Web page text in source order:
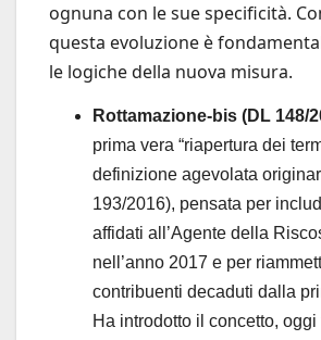
ognuna con le sue specificità.
questa evoluzione è
le logiche della nuova misura.
Rottamazione-bis (DL 148/
prima vera “riapertura dei
definizione agevolata
193/2016), pensata per
affidati all’Agente della
nell’anno 2017 e per
contribuenti decaduti dalla
Ha introdotto il concetto,